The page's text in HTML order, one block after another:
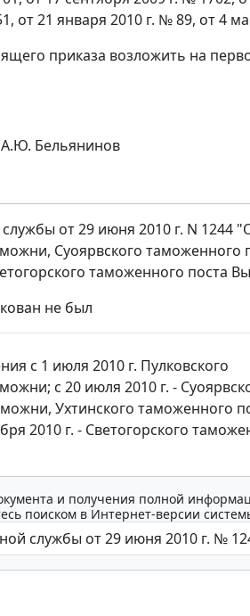
от 21 января 2010 г. № 89, от 4
приказа возложить на
А.Ю. Бельянинов
от 29 июня 2010 г. N 1244
Суоярвского
таможенного поста
не был
с 1 июля 2010 г. Пулковского
с 20 июля 2010 г. -
Ухтинского таможенного
2010 г. - Светогорского
и получения полной
поиском в Интернет-версии